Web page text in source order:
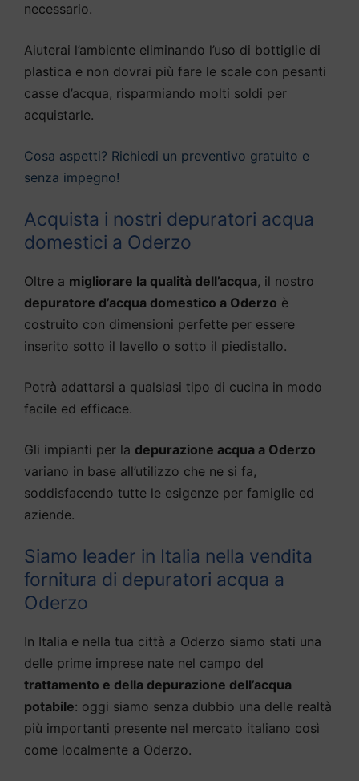
necessario.
Aiuterai l’ambiente eliminando l’uso di bottiglie di
plastica e non dovrai più fare le scale con pesanti
casse d’acqua, risparmiando molti soldi per
acquistarle.
Cosa aspetti? Richiedi un preventivo gratuito e
senza impegno!
Acquista i nostri depuratori acqua
domestici a Oderzo
Oltre a migliorare la qualità dell’acqua, il nostro
depuratore d’acqua domestico a Oderzo è
costruito con dimensioni perfette per essere
inserito sotto il lavello o sotto il piedistallo.
Potrà adattarsi a qualsiasi tipo di cucina in modo
facile ed efficace.
Gli impianti per la depurazione acqua a Oderzo
variano in base all’utilizzo che ne si fa,
soddisfacendo tutte le esigenze per famiglie ed
aziende.
Siamo leader in Italia nella vendita
fornitura di depuratori acqua a
Oderzo
In Italia e nella tua città a Oderzo siamo stati una
delle prime imprese nate nel campo del
trattamento e della depurazione dell’acqua
potabile: oggi siamo senza dubbio una delle realtà
più importanti presente nel mercato italiano così
come localmente a Oderzo.